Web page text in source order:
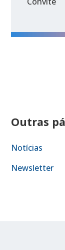
Outras
Notícias
Newsletter